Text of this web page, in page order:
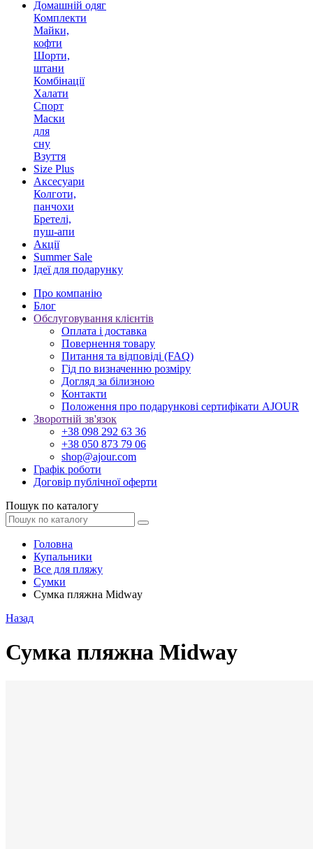
Домашній одяг
Комплекти
Майки,
кофти
Шорти,
штани
Комбінації
Халати
Спорт
Маски
для
сну
Взуття
Size Plus
Аксесуари
Колготи,
панчохи
Бретелі,
пуш-апи
Акції
Summer Sale
Ідеї для подарунку
Про компанію
Блог
Обслуговування клієнтів
Оплата і доставка
Повернення товару
Питання та відповіді (FAQ)
Гід по визначенню розміру
Догляд за білизною
Контакти
Положення про подарункові сертифікати AJOUR
Зворотній зв'язок
+38 098 292 63 36
+38 050 873 79 06
shop@ajour.com
Графік роботи
Договір публічної оферти
Пошук по каталогу
Головна
Купальники
Все для пляжу
Сумки
Сумка пляжна Midway
Назад
Сумка пляжна Midway